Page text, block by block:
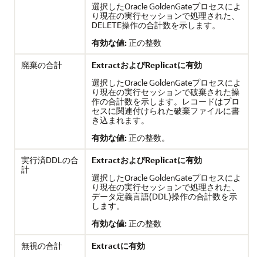
選択したOracle GoldenGateプロセスによ
り現在の実行セッションで処理された、
DELETE操作の合計数を示します。
有効な値: 正の整数
廃棄の合計
ExtractおよびReplicatに有効
選択したOracle GoldenGateプロセスによ
り現在の実行セッションで破棄された操
作の合計数を示します。レコードはプロ
セスに関連付けられた破棄ファイルに書
き込まれます。
有効な値: 正の整数。
実行済DDLの合
計
ExtractおよびReplicatに有効
選択したOracle GoldenGateプロセスによ
り現在の実行セッションで処理された、
データ定義言語(DDL)操作の合計数を示
します。
有効な値: 正の整数
無視の合計
Extractに有効